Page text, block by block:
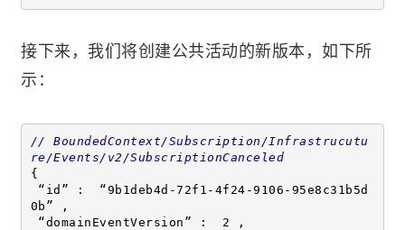
接下来，我们将创建公共活动的新版本，如下所
示：
// BoundedContext/Subscription/Infrastrucutu
re/Events/v2/SubscriptionCanceled
{
“id” :  “9b1deb4d-72f1-4f24-9106-95e8c31b5d
0b” ,
“domainEventVersion” :  2 ,